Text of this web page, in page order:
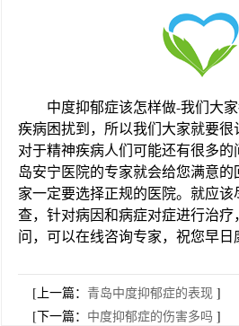
中度抑郁症该怎样做-我们大家
疾病困扰到，所以我们大家就要很
对于精神疾病人们可能还有很多
岛安宁医院的专家就会给您满意
家一定要选择正规的医院。就应
查，针对病因和病症对症进行治
问，可以在线咨询专家，祝您早日
[上一篇：青岛中度抑郁症的表现 ]
[下一篇： 中度抑郁症的伤害多吗 ]